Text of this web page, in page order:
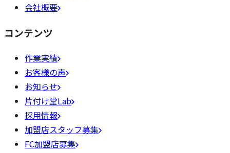
会社概要
コンテンツ
作業実績
お客様の声
お知らせ
片付け堂Lab
採用情報
加盟店スタッフ募集
FC加盟店募集